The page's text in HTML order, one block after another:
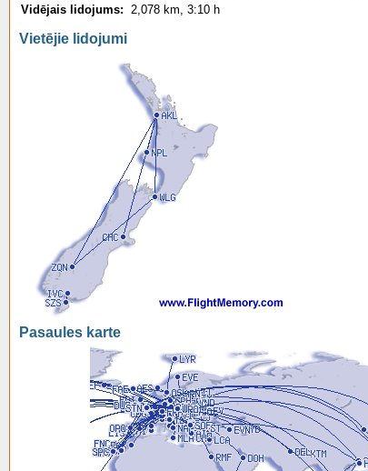
Vidējais lidojums: 2,078 km, 3:10 h
Vietējie lidojumi
Pasaules karte